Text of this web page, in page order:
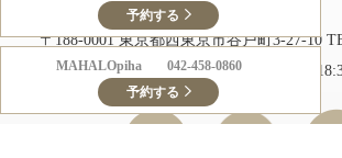
予約する
MAHALOpiha
042-458-0860
予約する
美容室 MAHALO（マハロ）
〒188-0001 東京都西東京市谷戸町3-27-10
営業時間/月～土 10:00～19:00 日 10:00～